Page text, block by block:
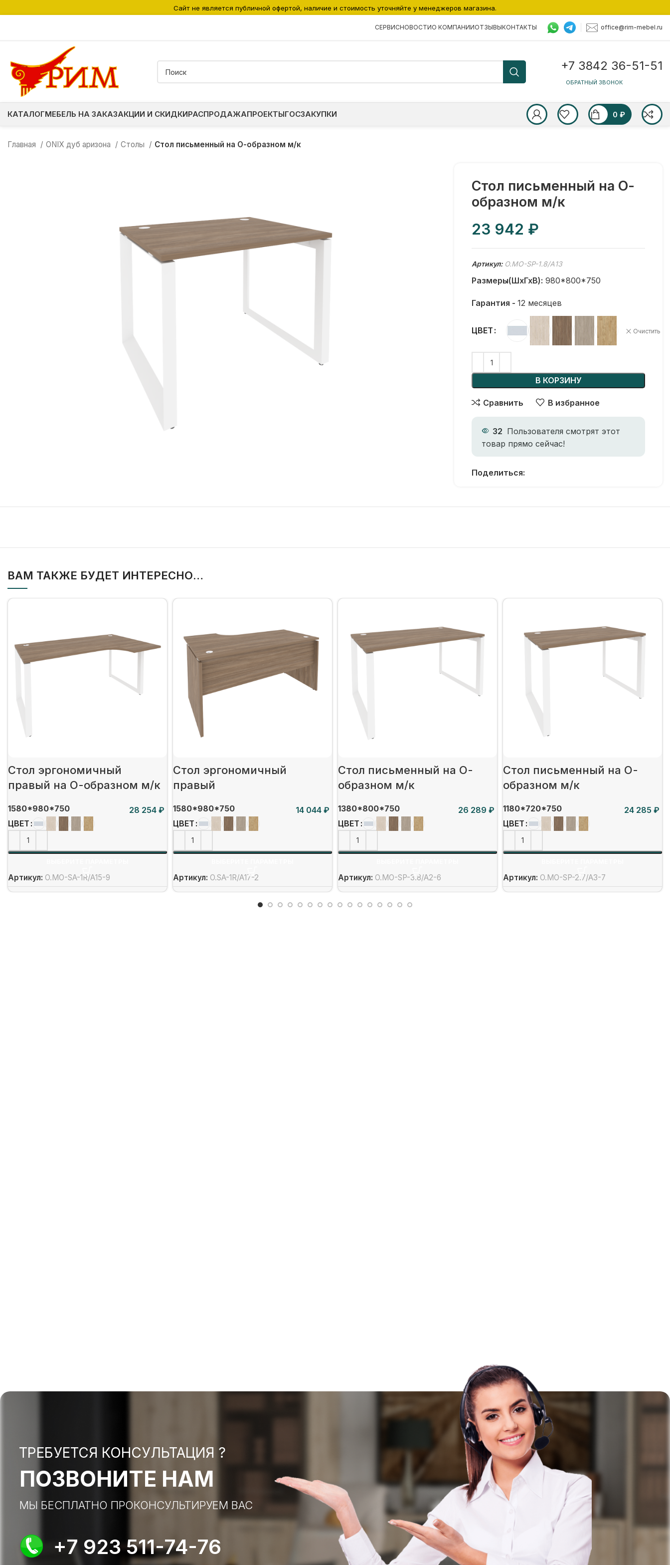
СЕРВИСНОВОСТИО КОМПАНИИОТЗЫВЫКОНТАКТЫ office@rim-mebel.ru
+7 3842 36-51-51
ОБРАТНЫЙ ЗВОНОК
КАТАЛОГМЕБЕЛЬ НА ЗАКАЗАКЦИИ И СКИДКИРАСПРОДАЖАПРОЕКТЫГОСЗАКУПКИ 0 ₽
Главная ONIX дуб аризона Столы Стол письменный на О-образном м/к
Стол письменный на О-
образном м/к
₽
Артикул: O.MO-SP-1.8/А13
Размеры(ШхГхВ): 980*800*750
Гарантия - 12 месяцев
ЦВЕТ Очистить
В КОРЗИНУ
Сравнить В избранное
32 Пользователя смотрят этот
товар прямо сейчас!
Поделиться:
ВАМ ТАКЖЕ БУДЕТ ИНТЕРЕСНО…
Стол эргономичный
правый на О-образном м/к
1580*980*750
₽
ЦВЕТ
Артикул: O.MO-SA-1R/А15-9
Стол эргономичный
правый
1580*980*750
₽
ЦВЕТ
Артикул: O.SA-1R/А17-2
Стол письменный на О-
образном м/к
1380*800*750
₽
ЦВЕТ
Артикул: O.MO-SP-3.8/А2-6
Стол письменный на О-
образном м/к
1180*720*750
₽
ЦВЕТ
Артикул: O.MO-SP-2.7/А3-7
ТРЕБУЕТСЯ КОНСУЛЬТАЦИЯ ?
ПОЗВОНИТЕ НАМ
МЫ БЕСПЛАТНО ПРОКОНСУЛЬТИРУЕМ ВАС
+7 923 511-74-76
Сайт не является публичной офертой, наличие и стоимость уточняйте у менеджеров магазина.